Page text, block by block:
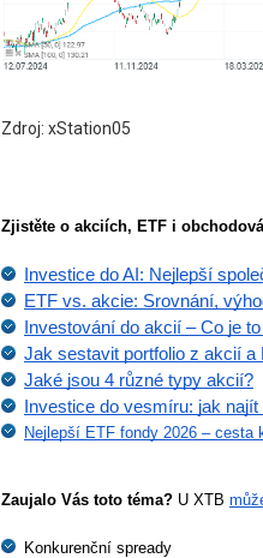
Zdroj: xStation05
Zjistěte o akciích, ETF i
Investice do AI: Nejlepší
ETF vs. akcie: Srovnání,
Investování do akcií – Co je
Jak sestavit portfolio z akcií a
Jaké jsou 4 různé typy akcií?
Investice do vesmíru: jak
Nejlepší ETF fondy 2026 – cesta
Zaujalo Vás toto téma? U XTB
Konkurenční spready